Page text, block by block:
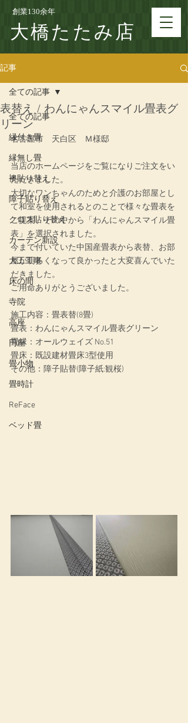
創業130余年
大橋たたみ店
記事
全ての記事
縁付き畳
縁無し畳
襖貼り替え
障子貼り替え
クロス貼り替え
カーテン新設
大工工事
床の間
寺院
高座
円座
畳小物
畳時計
ReFace
ベッド畳
全ての記事
表替え / わんにゃんスマイル畳表グ
リーン
名古屋市　天白区　Ｍ様邸
当店のホームページをご覧になりご注文をい
ただきました。
大切なワンちゃんのためと介護のお部屋とし
て和室を使用されるとのことで様々な畳表を
ご提案、その中から「わんにゃんスマイル畳
表」を選択されました。
今まで付いていた中国産畳表から表替、お部
屋が明るくなって良かったと大変喜んでいた
だきました。
ご用命ありがとうございました。
施工内容：畳表替(8畳)
畳表：わんにゃんスマイル畳表グリーン
畳縁：オールウェイズ No.51
畳床：既設建材畳床3型使用
その他：障子貼替(障子紙:観桜)